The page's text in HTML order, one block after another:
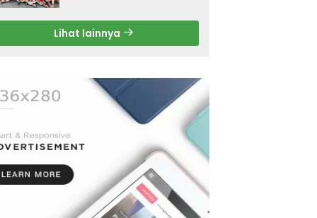
Gratis
Lihat lainnya